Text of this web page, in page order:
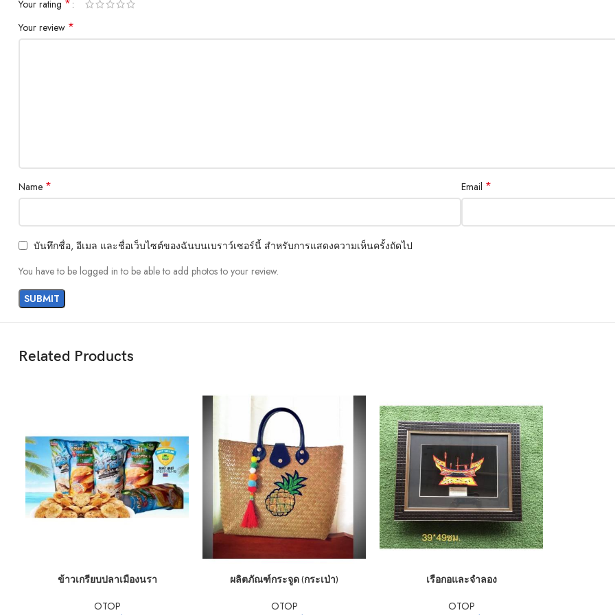
Your rating *
Your review *
Name * Email *
บันทึกชื่อ, อีเมล และชื่อเว็บไซต์ของฉันบนเบราว์เซอร์นี้ สำหรับการแสดงความเห็นครั้งถัดไป
You have to be logged in to be able to add photos to your review.
Related Products
ADD TO CART
ข้าวเกรียบปลาเมืองนรา
OTOP
ADD TO CART
ผลิตภัณฑ์กระจูด (กระเป่า)
OTOP
ADD TO CARTเรือกอและจำลอง
OTOP